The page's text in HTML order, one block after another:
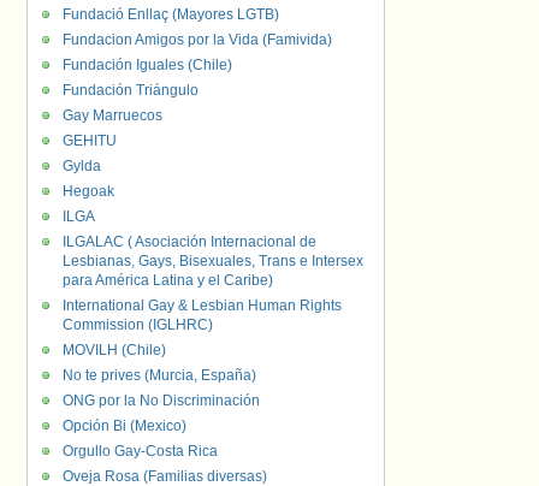
Fundació Enllaç (Mayores LGTB)
Fundacion Amigos por la Vida (Famivida)
Fundación Iguales (Chile)
Fundación Triángulo
Gay Marruecos
GEHITU
Gylda
Hegoak
ILGA
ILGALAC ( Asociación Internacional de
Lesbianas, Gays, Bisexuales, Trans e Intersex
para América Latina y el Caribe)
International Gay & Lesbian Human Rights
Commission (IGLHRC)
MOVILH (Chile)
No te prives (Murcia, España)
ONG por la No Discriminación
Opción Bi (Mexico)
Orgullo Gay-Costa Rica
Oveja Rosa (Familias diversas)